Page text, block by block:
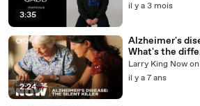
3:35
il y a 3 mois
2:24
Alzheimer's
What's the
Larry King Now
il y a 7 ans